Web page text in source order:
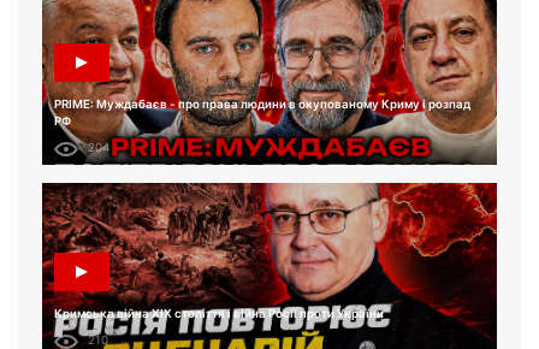
PRIME: Муждабаєв - про права людини в окупованому Криму і розпад
РФ
204
Кримська війна XIX століття і війна Росії проти України
210